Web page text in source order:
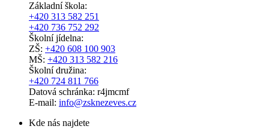
Základní škola:
+420 313 582 251
+420 736 752 292
Školní jídelna:
ZŠ: +420 608 100 903
MŠ: +420 313 582 216
Školní družina:
+420 724 811 766
Datová schránka: r4jmcmf
E-mail: info@zsknezeves.cz
Kde nás najdete